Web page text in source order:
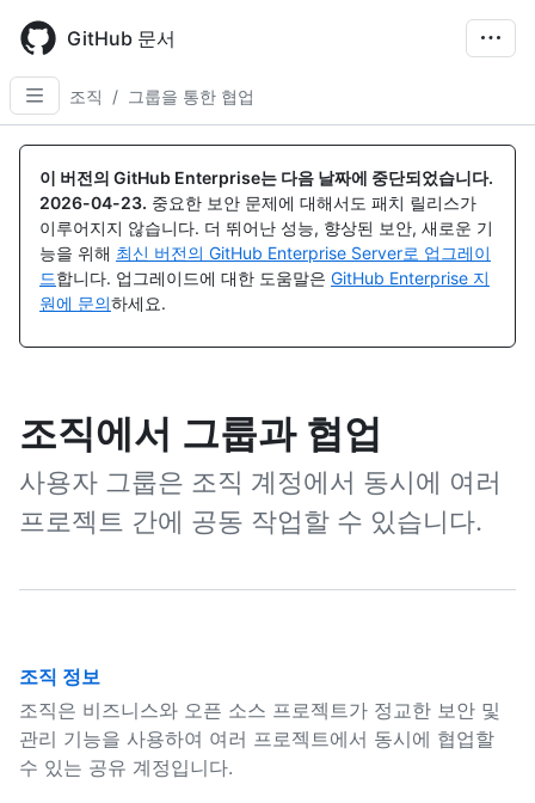
main
content
GitHub 문서
조직 / 그룹을 통한 협업
이 버전의 GitHub Enterprise는 다음 날짜에 중단되었습니다.
2026-04-23. 중요한 보안 문제에 대해서도 패치 릴리스가
이루어지지 않습니다. 더 뛰어난 성능, 향상된 보안, 새로운 기
능을 위해 최신 버전의 GitHub Enterprise Server로 업그레이
드합니다. 업그레이드에 대한 도움말은 GitHub Enterprise 지
원에 문의하세요.
조직에서 그룹과 협업
사용자 그룹은 조직 계정에서 동시에 여러
프로젝트 간에 공동 작업할 수 있습니다.
조직 정보
조직은 비즈니스와 오픈 소스 프로젝트가 정교한 보안 및
관리 기능을 사용하여 여러 프로젝트에서 동시에 협업할
수 있는 공유 계정입니다.